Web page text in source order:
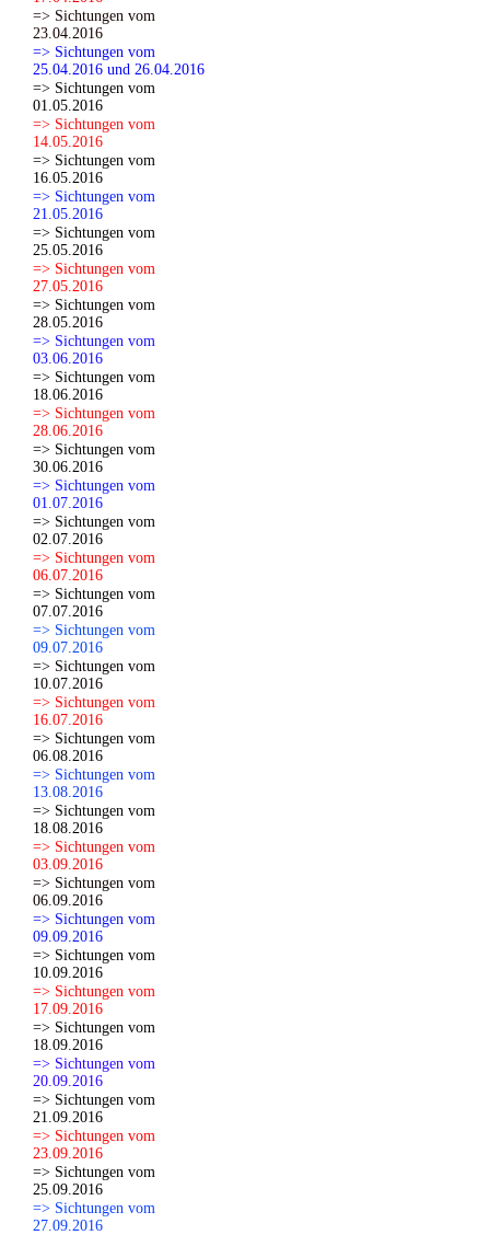
=> Sichtungen vom
23.04.2016
=> Sichtungen vom
25.04.2016 und 26.04.2016
=> Sichtungen vom
01.05.2016
=> Sichtungen vom
14.05.2016
=> Sichtungen vom
16.05.2016
=> Sichtungen vom
21.05.2016
=> Sichtungen vom
25.05.2016
=> Sichtungen vom
27.05.2016
=> Sichtungen vom
28.05.2016
=> Sichtungen vom
03.06.2016
=> Sichtungen vom
18.06.2016
=> Sichtungen vom
28.06.2016
=> Sichtungen vom
30.06.2016
=> Sichtungen vom
01.07.2016
=> Sichtungen vom
02.07.2016
=> Sichtungen vom
06.07.2016
=> Sichtungen vom
07.07.2016
=> Sichtungen vom
09.07.2016
=> Sichtungen vom
10.07.2016
=> Sichtungen vom
16.07.2016
=> Sichtungen vom
06.08.2016
=> Sichtungen vom
13.08.2016
=> Sichtungen vom
18.08.2016
=> Sichtungen vom
03.09.2016
=> Sichtungen vom
06.09.2016
=> Sichtungen vom
09.09.2016
=> Sichtungen vom
10.09.2016
=> Sichtungen vom
17.09.2016
=> Sichtungen vom
18.09.2016
=> Sichtungen vom
20.09.2016
=> Sichtungen vom
21.09.2016
=> Sichtungen vom
23.09.2016
=> Sichtungen vom
25.09.2016
=> Sichtungen vom
27.09.2016